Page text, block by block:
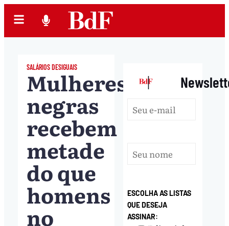
SALÁRIOS DESIGUAIS
Mulheres
negras
recebem
metade
do que
homens
no
|
ESCOLHA AS LISTAS
QUE DESEJA
ASSINAR: